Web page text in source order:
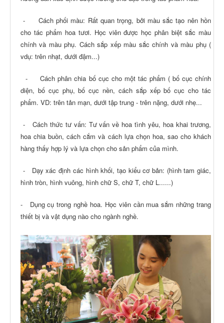
- Cách phối màu: Rất quan trọng, bởi màu sắc tạo nên hồn
cho tác phẩm hoa tươi. Học viên được học phân biệt sắc màu
chính và màu phụ. Cách sắp xếp màu sắc chính và màu phụ (
vdụ: trên nhạt, dưới đậm...)
- Cách phân chia bố cục cho một tác phẩm ( bố cục chính
diện, bố cục phụ, bố cục nền, cách sắp xếp bố cục cho tác
phẩm. VD: trên tản mạn, dưới tập trung - trên nặng, dưới nhẹ...
- Cách thức tư vấn: Tư vấn về hoa tình yêu, hoa khai trương,
hoa chia buồn, cách cắm và cách lựa chọn hoa, sao cho khách
hàng thấy hợp lý và lựa chọn cho sản phẩm của mình.
- Dạy xác định các hình khối, tạo kiểu cơ bản: (hình tam giác,
hình tròn, hình vuông, hình chữ S, chữ T, chữ L......)
- Dụng cụ trong nghề hoa. Học viên cần mua sắm những trang
thiết bị và vật dụng nào cho ngành nghề.